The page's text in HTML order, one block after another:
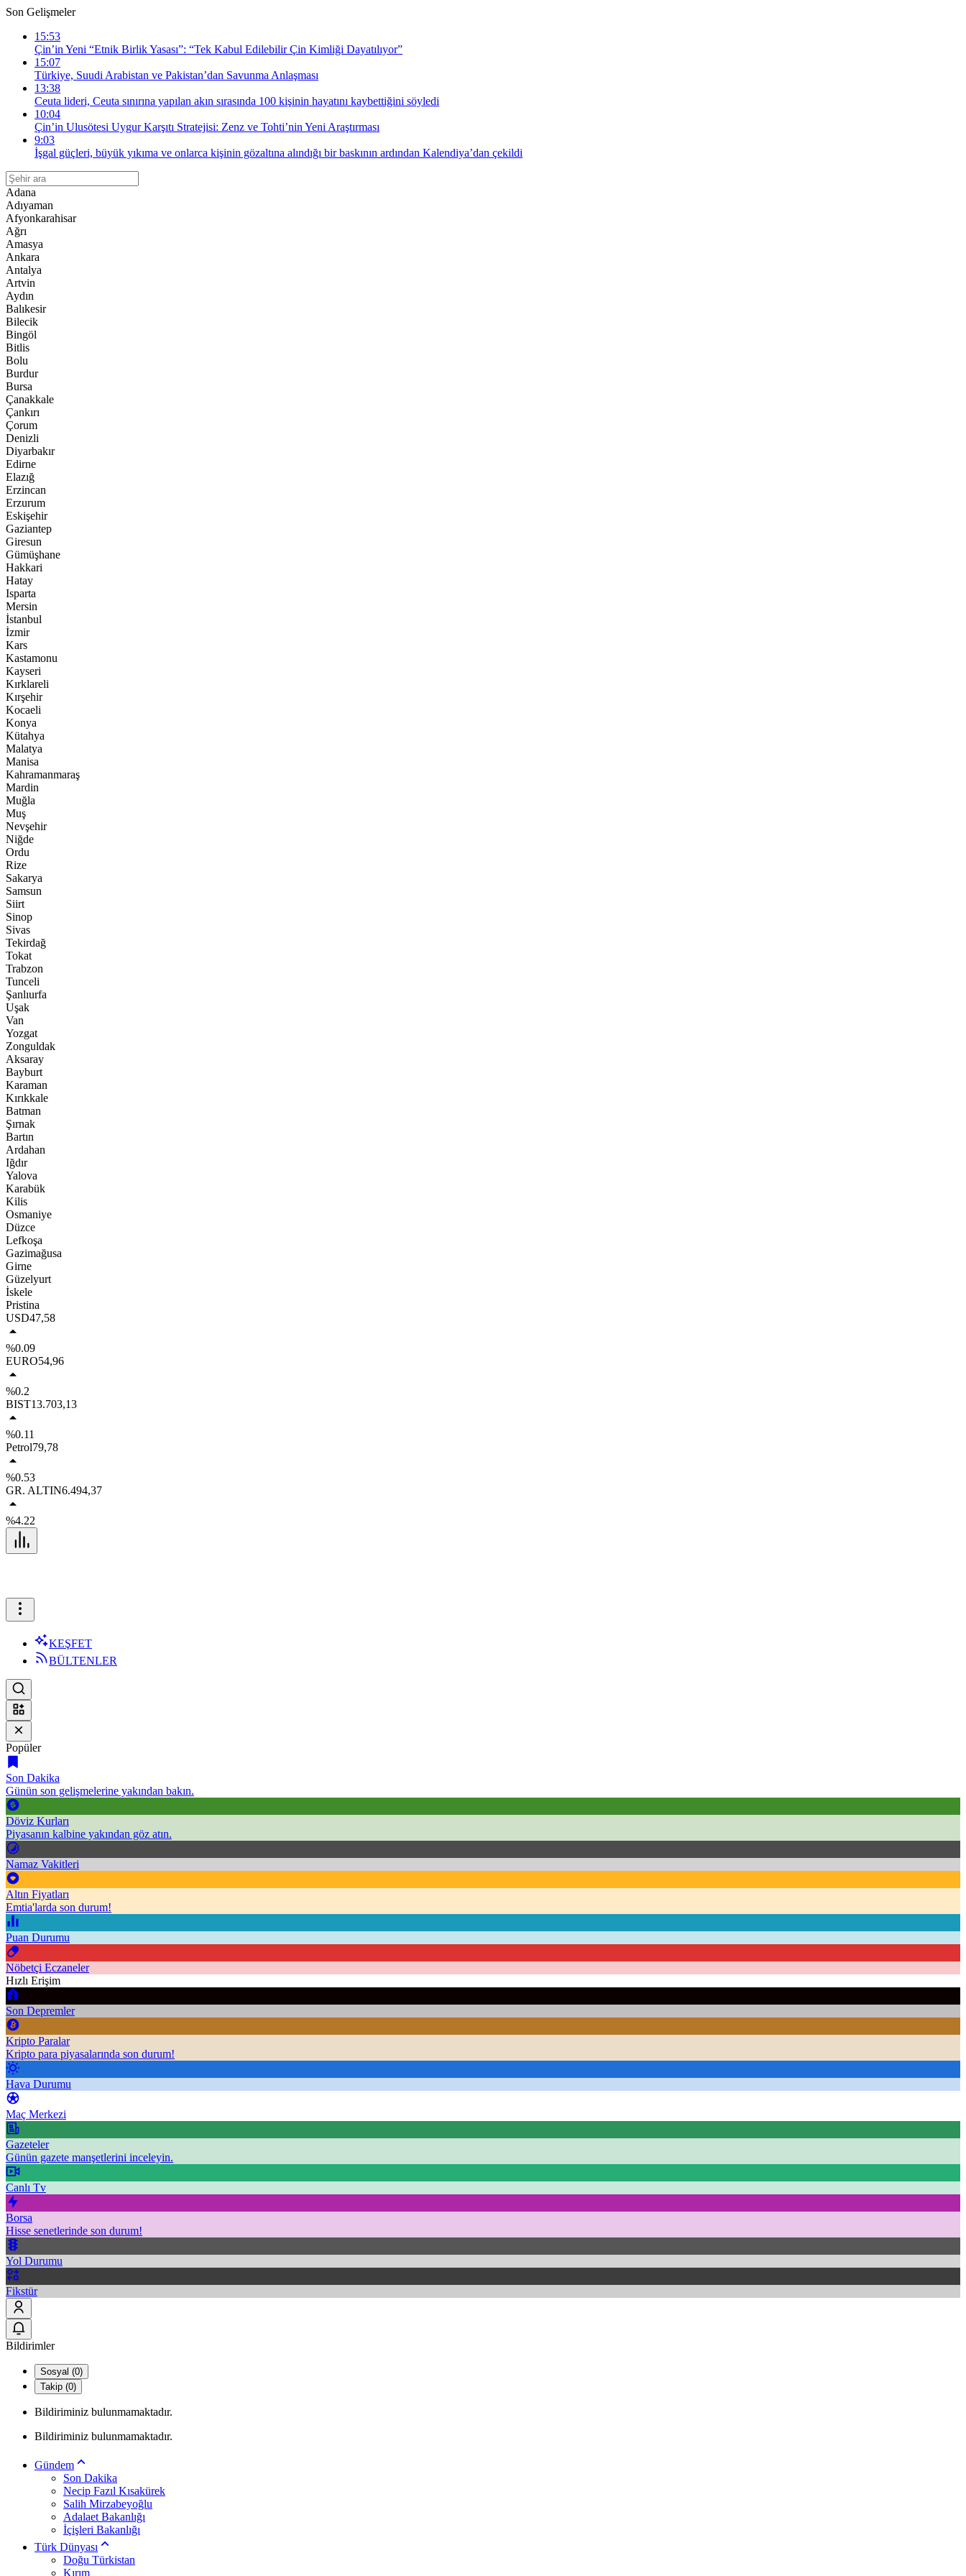
Son Gelişmeler
15:53
Çin’in Yeni “Etnik Birlik Yasası”: “Tek Kabul Edilebilir Çin Kimliği Dayatılıyor”
15:07
Türkiye, Suudi Arabistan ve Pakistan’dan Savunma Anlaşması
13:38
Ceuta lideri, Ceuta sınırına yapılan akın sırasında 100 kişinin hayatını kaybettiğini söyledi
10:04
Çin’in Ulusötesi Uygur Karşıtı Stratejisi: Zenz ve Tohti’nin Yeni Araştırması
9:03
İşgal güçleri, büyük yıkıma ve onlarca kişinin gözaltına alındığı bir baskının ardından Kalendiya’dan çekildi
Adana
Adıyaman
Afyonkarahisar
Ağrı
Amasya
Ankara
Antalya
Artvin
Aydın
Balıkesir
Bilecik
Bingöl
Bitlis
Bolu
Burdur
Bursa
Çanakkale
Çankırı
Çorum
Denizli
Diyarbakır
Edirne
Elazığ
Erzincan
Erzurum
Eskişehir
Gaziantep
Giresun
Gümüşhane
Hakkari
Hatay
Isparta
Mersin
İstanbul
İzmir
Kars
Kastamonu
Kayseri
Kırklareli
Kırşehir
Kocaeli
Konya
Kütahya
Malatya
Manisa
Kahramanmaraş
Mardin
Muğla
Muş
Nevşehir
Niğde
Ordu
Rize
Sakarya
Samsun
Siirt
Sinop
Sivas
Tekirdağ
Tokat
Trabzon
Tunceli
Şanlıurfa
Uşak
Van
Yozgat
Zonguldak
Aksaray
Bayburt
Karaman
Kırıkkale
Batman
Şırnak
Bartın
Ardahan
Iğdır
Yalova
Karabük
Kilis
Osmaniye
Düzce
Lefkoşa
Gazimağusa
Girne
Güzelyurt
İskele
Pristina
USD47,58
%0.09
EURO54,96
%0.2
BIST13.703,13
%0.11
Petrol79,78
%0.53
GR. ALTIN6.494,37
%4.22
KEŞFET
BÜLTENLER
Popüler
Son Dakika
Günün son gelişmelerine yakından bakın.
Döviz Kurları
Piyasanın kalbine yakından göz atın.
Namaz Vakitleri
Altın Fiyatları
Emtia'larda son durum!
Puan Durumu
Nöbetçi Eczaneler
Hızlı Erişim
Son Depremler
Kripto Paralar
Kripto para piyasalarında son durum!
Hava Durumu
Maç Merkezi
Gazeteler
Günün gazete manşetlerini inceleyin.
Canlı Tv
Borsa
Hisse senetlerinde son durum!
Yol Durumu
Fikstür
Bildirimler
Sosyal (0)
Takip (0)
Bildiriminiz bulunmamaktadır.
Bildiriminiz bulunmamaktadır.
Gündem
Son Dakika
Necip Fazıl Kısakürek
Salih Mirzabeyoğlu
Adalaet Bakanlığı
İçişleri Bakanlığı
Türk Dünyası
Doğu Türkistan
Kırım